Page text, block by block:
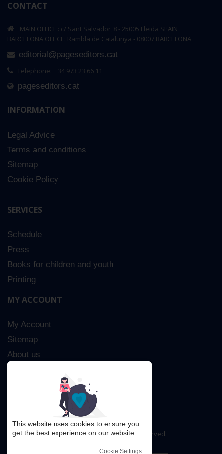
CONTACT
MAIN OFFICE : c/ Sant Salvador, 8 - 25005 Lleida SPAIN
BARCELONA OFFICE: Rambla de Catalunya - 08007 BARCELONA
editorial@pageseditors.cat
Telephone: +34 973 23 66 11
pageseditors.cat
INFORMATION
Legal Advice
Terms and conditions
Sitemap
Cookie Policy
SERVICES
Schedule
Press
Books for children and youth
Printing
MY ACCOUNT
My Account
Sitemap
About us
Copyright © 2016. All rights reserved.
This website uses cookies to ensure you
get the best experience on our website.
Cookie Settings